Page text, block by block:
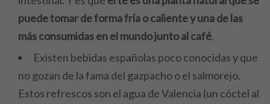
puede tomar de forma fría o caliente y una de las
más consumidas en el mundo junto al café.
Existen bebidas españolas poco conocidas y que
no gozan de la fama del gazpacho o el salmorejo.
Estos refrescos son el agua de Valencia (un cóctel al